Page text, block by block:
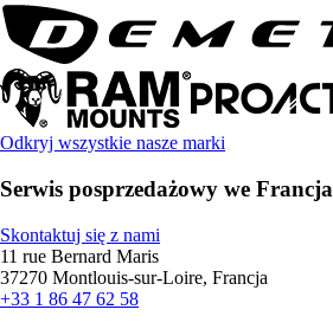
Odkryj wszystkie nasze marki
Serwis posprzedażowy we Francja
Skontaktuj się z nami
11 rue Bernard Maris
37270 Montlouis-sur-Loire, Francja
+33 1 86 47 62 58